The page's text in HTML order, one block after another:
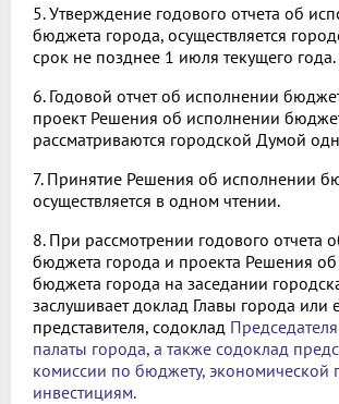
5. Утверждение годового отчета об
бюджета города, осуществляется
срок не позднее 1 июля текущего года.
6. Годовой отчет об исполнении
проект Решения об исполнении
рассматриваются городской Думой
7. Принятие Решения об исполнении
осуществляется в одном чтении.
8. При рассмотрении годового отчета
бюджета города и проекта Решения
бюджета города на заседании
заслушивает доклад Главы города или
представителя, содоклад
палаты города, а также содоклад
комиссии по бюджету, экономической
инвестициям.